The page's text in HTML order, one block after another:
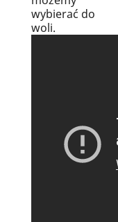
wybierać do
woli.